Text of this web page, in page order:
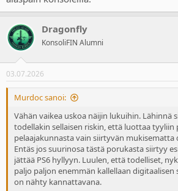
Uncharted 4 actually has an insane 83%
Granted it only covers through to a few
can see from other more recent data, things
changed. For example GSD data shows ~60%
across Europe were physical.
So what skews revenue and data more
releases and platforms? The answer is games
As you can see from Sony's internal data,
digital split, and it's a live service game.
Generally the highly popular live service or
as Call of Duty, NBA 2K, FIFA etc, have
are constantly launching them (often daily)
Dragonfly
KonsoliFIN Alumni
03.07.2026
Murdoc sanoi:
Vähän vaikea uskoa näijin lukuihin. Lähinnä
todellakin sellaisen riskin, että luottaa tyyliin
pelaajakunnasta vain siirtyvän mukisematta
Entäs jos suurinosa tästä porukasta siirtyy
jättää PS6 hyllyyn. Luulen, että todelliset,
paljo paljon enemmän kallellaan
on nähty kannattavana.